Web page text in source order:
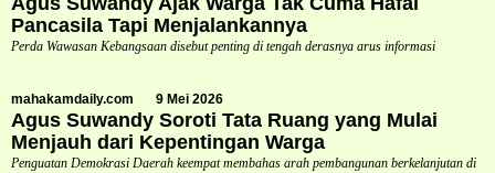
Pancasila Tapi Menjalankannya
Perda Wawasan Kebangsaan disebut penting di tengah derasnya arus informasi
mahakamdaily.com 9 Mei 2026
Agus Suwandy Soroti Tata Ruang yang Mulai
Menjauh dari Kepentingan Warga
Penguatan Demokrasi Daerah keempat membahas arah pembangunan berkelanjutan di